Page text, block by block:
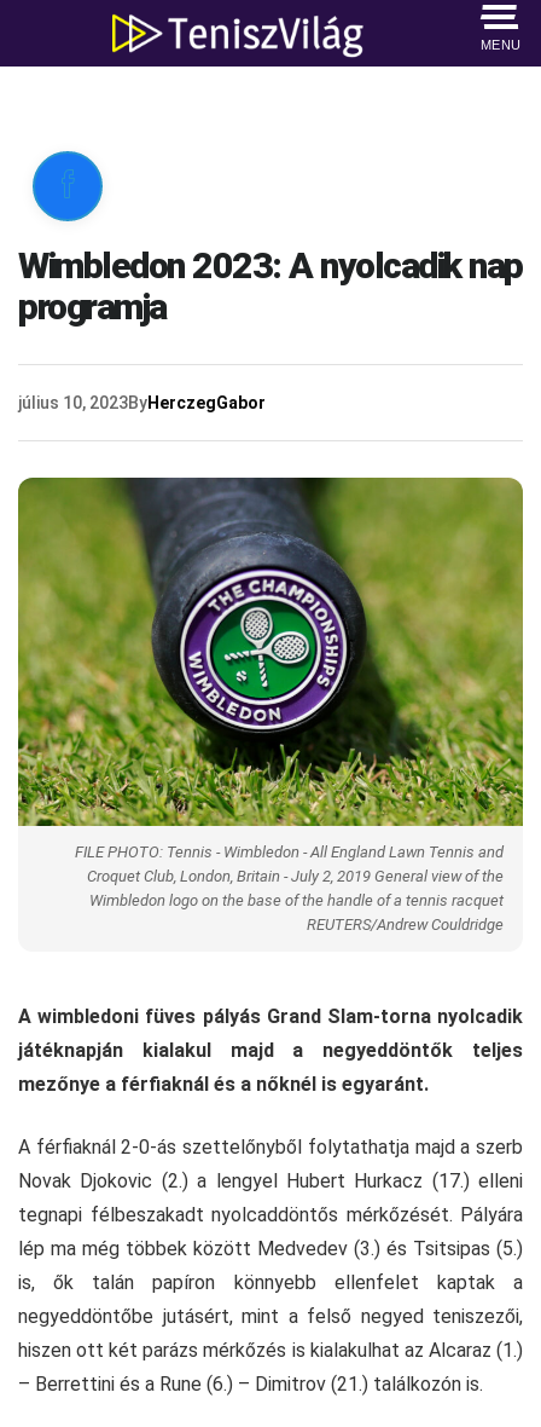
MENU

Wimbledon 2023: A nyolcadik nap
programja
július 10, 2023ByHerczegGabor
FILE PHOTO: Tennis - Wimbledon - All England Lawn Tennis and
Croquet Club, London, Britain - July 2, 2019 General view of the
Wimbledon logo on the base of the handle of a tennis racquet
REUTERS/Andrew Couldridge
A wimbledoni füves pályás Grand Slam-torna nyolcadik
játéknapján kialakul majd a negyeddöntők teljes
mezőnye a férfiaknál és a nőknél is egyaránt.
A férfiaknál 2-0-ás szettelőnyből folytathatja majd a szerb
Novak Djokovic (2.) a lengyel Hubert Hurkacz (17.) elleni
tegnapi félbeszakadt nyolcaddöntős mérkőzését. Pályára
lép ma még többek között Medvedev (3.) és Tsitsipas (5.)
is, ők talán papíron könnyebb ellenfelet kaptak a
negyeddöntőbe jutásért, mint a felső negyed teniszezői,
hiszen ott két parázs mérkőzés is kialakulhat az Alcaraz (1.)
– Berrettini és a Rune (6.) – Dimitrov (21.) találkozón is.